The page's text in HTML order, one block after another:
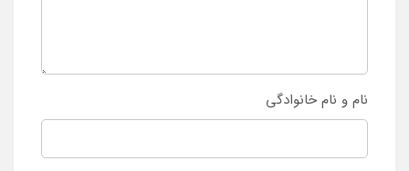
نام و نام خانوادگی